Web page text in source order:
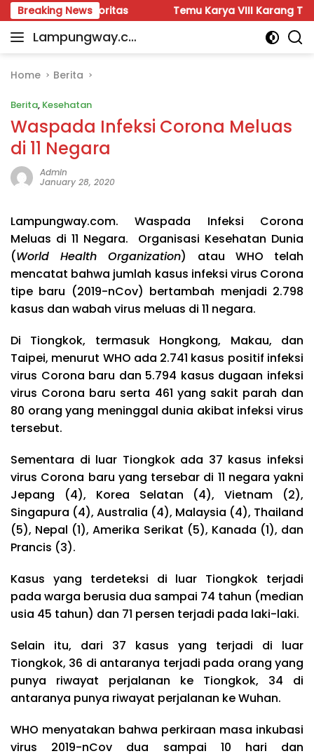
Skip
to
content
Breaking News
Prioritas Temu Karya VIII Karang Taruna
Lampungway.co
Portal
Daerah
Terpercaya
dan
Terupdate
Home Berita
Berita, Kesehatan
Waspada Infeksi Corona Meluas
di 11 Negara
Admin
January 28, 2020
Lampungway.com. Waspada Infeksi Corona
Meluas di 11 Negara. Organisasi Kesehatan Dunia
(World Health Organization) atau WHO telah
mencatat bahwa jumlah kasus infeksi virus Corona
tipe baru (2019-nCov) bertambah menjadi 2.798
kasus dan wabah virus meluas di 11 negara.
Di Tiongkok, termasuk Hongkong, Makau, dan
Taipei, menurut WHO ada 2.741 kasus positif infeksi
virus Corona baru dan 5.794 kasus dugaan infeksi
virus Corona baru serta 461 yang sakit parah dan
80 orang yang meninggal dunia akibat infeksi virus
tersebut.
Sementara di luar Tiongkok ada 37 kasus infeksi
virus Corona baru yang tersebar di 11 negara yakni
Jepang (4), Korea Selatan (4), Vietnam (2),
Singapura (4), Australia (4), Malaysia (4), Thailand
(5), Nepal (1), Amerika Serikat (5), Kanada (1), dan
Prancis (3).
Kasus yang terdeteksi di luar Tiongkok terjadi
pada warga berusia dua sampai 74 tahun (median
usia 45 tahun) dan 71 persen terjadi pada laki-laki.
Selain itu, dari 37 kasus yang terjadi di luar
Tiongkok, 36 di antaranya terjadi pada orang yang
punya riwayat perjalanan ke Tiongkok, 34 di
antaranya punya riwayat perjalanan ke Wuhan.
WHO menyatakan bahwa perkiraan masa inkubasi
virus 2019-nCov dua sampai 10 hari dan